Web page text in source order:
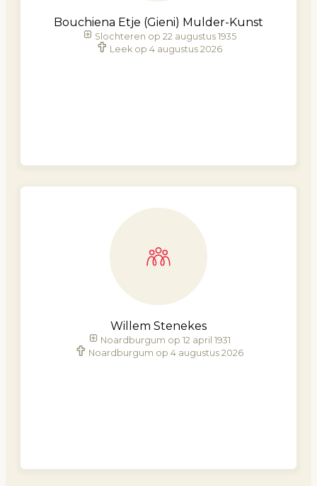
Bouchiena Etje (Gieni) Mulder-Kunst
Slochteren op 22 augustus 1935
Leek op 4 augustus 2026
Willem Stenekes
Noardburgum op 12 april 1931
Noardburgum op 4 augustus 2026